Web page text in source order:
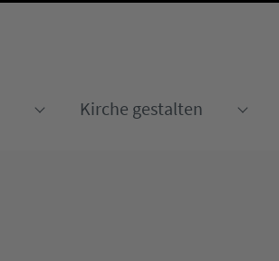
Kirche gestalten